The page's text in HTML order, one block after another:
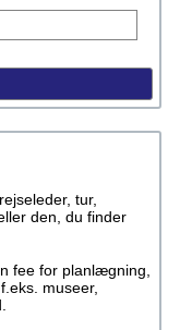
tur,
den, du finder
fee for planlægning,
museer,